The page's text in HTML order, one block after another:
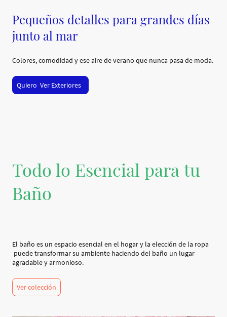
Pequeños detalles para grandes días
junto al mar
Colores, comodidad y ese aire de verano que nunca pasa de moda.
Quiero Ver Exteriores
Todo lo Esencial para tu
Baño
El baño es un espacio esencial en el hogar y la elección de la ropa
puede transformar su ambiente haciendo del baño un lugar
agradable y armonioso.
Ver colección